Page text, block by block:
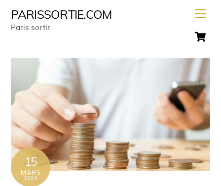
PARISSORTIE.COM
Paris sortir
15
MARS
2024